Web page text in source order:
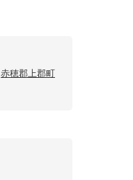
赤穂郡上郡町